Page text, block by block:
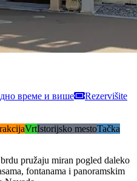
време и више
Rezervišite
VrtIstorijsko mestoTačka
pružaju miran pogled daleko
fontanama i panoramskim